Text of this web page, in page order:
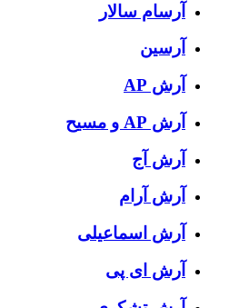
آرسام سالار
آرسین
آرش AP
آرش AP و مسیح
آرش آج
آرش آرام
آرش اسماعیلی
آرش ای پی